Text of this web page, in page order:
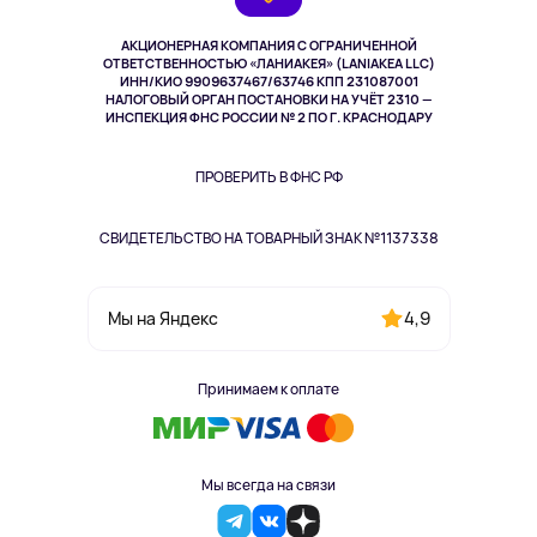
АКЦИОНЕРНАЯ КОМПАНИЯ С ОГРАНИЧЕННОЙ
ОТВЕТСТВЕННОСТЬЮ «ЛАНИАКЕЯ» (LANIAKEA LLC)
ИНН/КИО 9909637467/63746 КПП 231087001
НАЛОГОВЫЙ ОРГАН ПОСТАНОВКИ НА УЧЁТ 2310 —
ИНСПЕКЦИЯ ФНС РОССИИ № 2 ПО Г. КРАСНОДАРУ
ПРОВЕРИТЬ В ФНС РФ
СВИДЕТЕЛЬСТВО НА ТОВАРНЫЙ ЗНАК №1137338
Мы на Яндекс 4,9
Принимаем к оплате
Мы всегда на связи
Здоровье питомцев
Одежда и аксессуары